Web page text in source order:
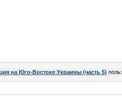
на Юго-Востоке Украины (часть 5)